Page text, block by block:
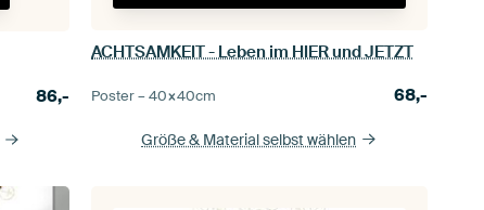
86,-
ACHTSAMKEIT - Leben im HIER und JETZT
Poster –40×40cm 68,-
Größe & Material selbst wählen